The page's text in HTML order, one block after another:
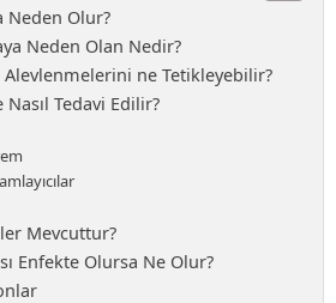
Neden Olur?
Neden Olan Nedir?
ne Tetikleyebilir?
Tedavi Edilir?
Mevcuttur?
Enfekte Olursa Ne Olur?